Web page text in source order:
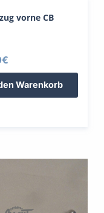
vorne CB
€
Warenkorb